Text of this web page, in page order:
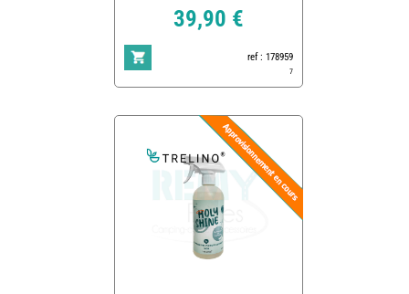
39,90 €
ref : 178959
7